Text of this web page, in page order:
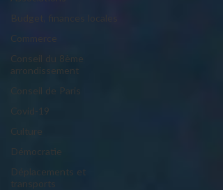
Budget, finances locales
Commerce
Conseil du 8ème
arrondissement
Conseil de Paris
Covid-19
Culture
Démocratie
Déplacements et
transports